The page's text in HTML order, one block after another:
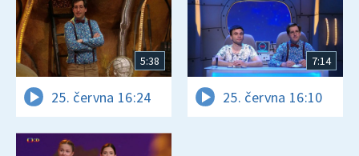
5:38
25. června 16:24
7:14
25. června 16:10